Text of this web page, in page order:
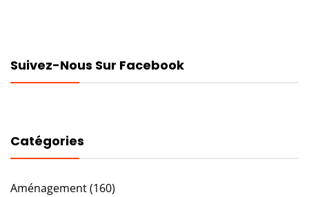
Suivez-Nous Sur Facebook
Catégories
Aménagement(160)